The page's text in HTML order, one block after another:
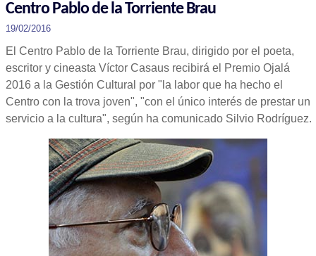
Centro Pablo de la Torriente Brau
19/02/2016
El Centro Pablo de la Torriente Brau, dirigido por el poeta,
escritor y cineasta Víctor Casaus recibirá el Premio Ojalá
2016 a la Gestión Cultural por "la labor que ha hecho el
Centro con la trova joven", "con el único interés de prestar un
servicio a la cultura", según ha comunicado Silvio Rodríguez.